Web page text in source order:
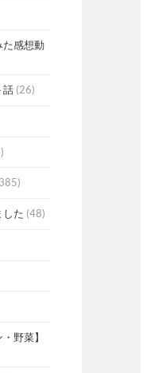
感想動
話 (26)
した (48)
野菜】